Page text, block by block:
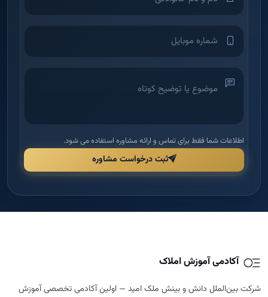
اطلاعات شما فقط برای تماس و ارائه مشاوره استفاده می شود.
ثبت درخواست مشاوره
آکادمی آموزش املاک
شرکت بین‌الملل دانش و بینش ملک امید — اولین آکادمی تخصصی آموزش